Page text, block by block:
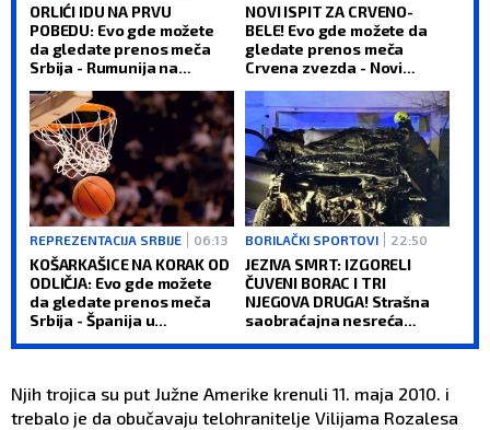
ORLIĆI IDU NA PRVU
POBEDU: Evo gde možete
da gledate prenos meča
Srbija - Rumunija na
NOVI ISPIT ZA CRVENO-
BELE! Evo gde možete da
gledate prenos meča
Crvena zvezda - Novi
REPREZENTACIJA SRBIJE 06:13
KOŠARKAŠICE NA KORAK OD
ODLIČJA: Evo gde možete
da gledate prenos meča
Srbija - Španija u
BORILAČKI SPORTOVI 22:50
JEZIVA SMRT: IZGORELI
ČUVENI BORAC I TRI
NJEGOVA DRUGA! Strašna
saobraćajna nesreća
Njih trojica su put Južne Amerike krenuli 11. maja 2010. i
trebalo je da obučavaju telohranitelje Vilijama Rozalesa